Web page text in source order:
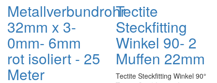
Metallverbundrohr
32mm x 3-
0mm- 6mm
rot isoliert - 25
Meter
Tectite
Steckfitting
Winkel 90- 2
Muffen 22mm
Tectite Steckfitting Winkel 90°